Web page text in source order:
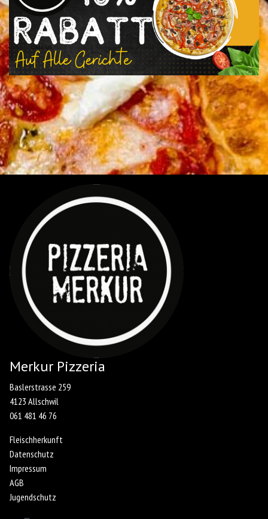
Merkur Pizzeria
Baslerstrasse 259
4123 Allschwil
061 481 46 76
Fleischherkunft
Datenschutz
Impressum
AGB
Jugendschutz